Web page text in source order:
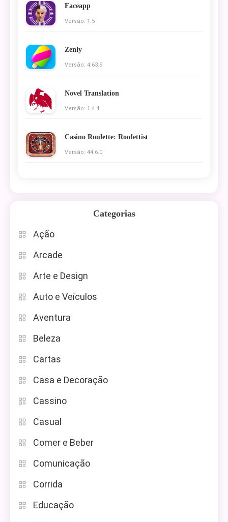
Faceapp
Versão: 1.5
Zenly
Versão: 4.63.9
Novel Translation
Versão: 1.4.4
Casino Roulette: Roulettist
Versão: 44.6.0
Categorias
Ação
Arcade
Arte e Design
Auto e Veículos
Aventura
Beleza
Cartas
Casa e Decoração
Cassino
Casual
Comer e Beber
Comunicação
Corrida
Educação